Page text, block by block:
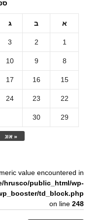
א ב ג
« אוג
1
2
3
8
9
10
15
16
17
22
23
24
29
30
value encountered in
hrusco/public_html/wp-
td_block.php
on line248